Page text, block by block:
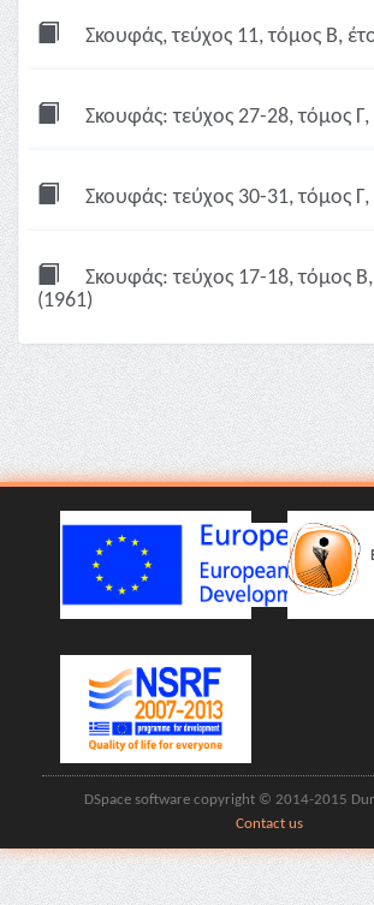
Σκουφάς, τεύχος 11, τόμος Β,
Σκουφάς: τεύχος 27-28, τόμος
Σκουφάς: τεύχος 30-31, τόμος Γ,
Σκουφάς: τεύχος 17-18, τόμος Β,
(1961)
DSpace software copyright © 2014-2015
Contact us